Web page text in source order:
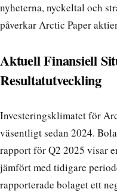
nyheterna, nyckeltal och
påverkar Arctic Paper
Aktuell Finansiell
Resultatutveckling
Investeringsklimatet för
väsentligt sedan 2024.
rapport för Q2 2025 visar
jämfört med tidigare
rapporterade bolaget ett